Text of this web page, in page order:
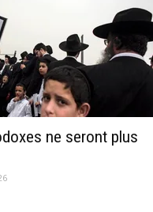
ne seront plus